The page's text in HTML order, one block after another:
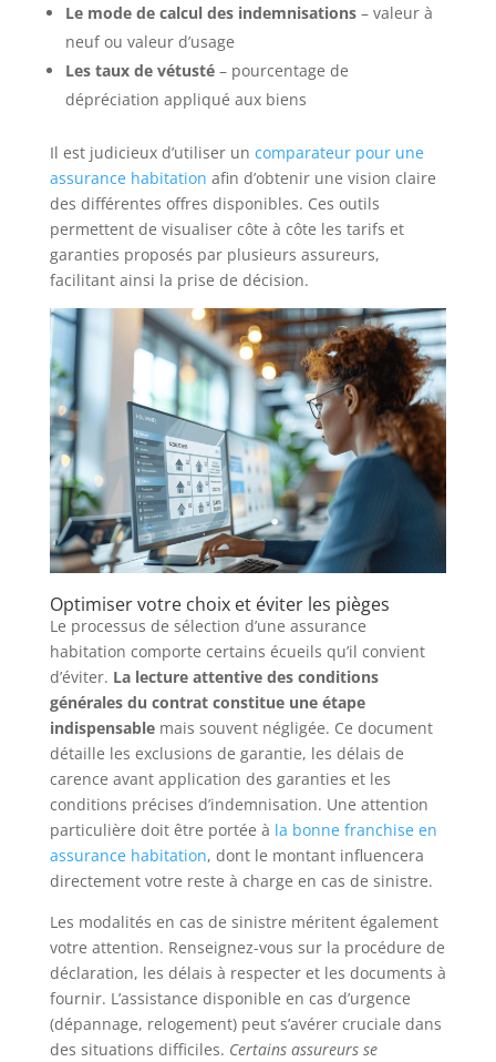
Le mode de calcul des indemnisations– valeur à
neuf ou valeur d’usage
Les taux de vétusté– pourcentage de
dépréciation appliqué aux biens
Il est judicieux d’utiliser un comparateur pour une
assurance habitation afin d’obtenir une vision claire
des différentes offres disponibles. Ces outils
permettent de visualiser côte à côte les tarifs et
garanties proposés par plusieurs assureurs,
facilitant ainsi la prise de décision.
Optimiser votre choix et éviter les pièges
Le processus de sélection d’une assurance
habitation comporte certains écueils qu’il convient
d’éviter. La lecture attentive des conditions
générales du contrat constitue une étape
indispensablemais souvent négligée. Ce document
détaille les exclusions de garantie, les délais de
carence avant application des garanties et les
conditions précises d’indemnisation. Une attention
particulière doit être portée à la bonne franchise en
assurance habitation, dont le montant influencera
directement votre reste à charge en cas de sinistre.
Les modalités en cas de sinistre méritent également
votre attention. Renseignez-vous sur la procédure de
déclaration, les délais à respecter et les documents à
fournir. L’assistance disponible en cas d’urgence
(dépannage, relogement) peut s’avérer cruciale dans
des situations difficiles. Certains assureurs se